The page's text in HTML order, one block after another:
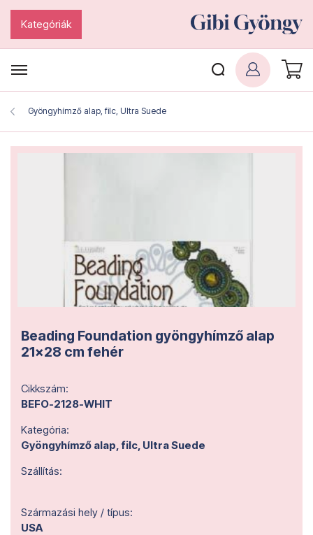
Kategóriák
Gyöngyhímző alap, filc, Ultra Suede
Beading Foundation gyöngyhímző alap
21x28 cm fehér
Cikkszám:
BEFO-2128-WHIT
Kategória:
Gyöngyhímző alap, filc, Ultra Suede
Szállítás:
Származási hely / típus:
USA